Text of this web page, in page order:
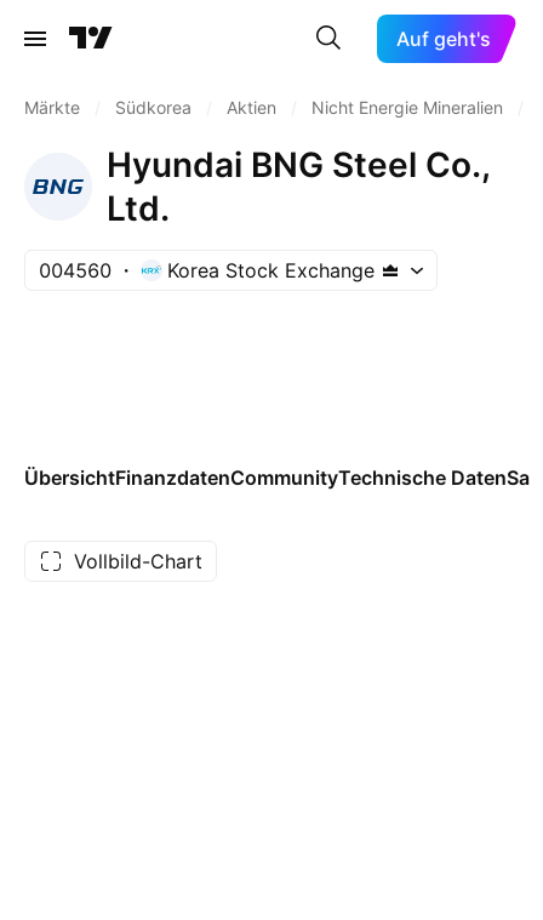
Auf geht's
Märkte Südkorea Aktien Nicht Energie Mineralien
Hyundai BNG Steel Co.,
Ltd.
004560 Korea Stock Exchange
ÜbersichtFinanzdatenCommunityTechnische Daten
Vollbild-Chart